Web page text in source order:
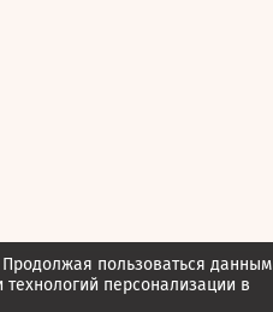
пользоваться данным
персонализации в